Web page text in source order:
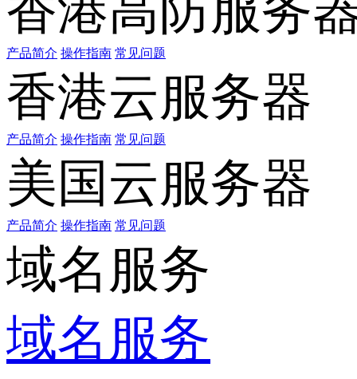
产品简介 操作指南 常见问题
香港云服务器
产品简介 操作指南 常见问题
美国云服务器
产品简介 操作指南 常见问题
域名服务
域名服务